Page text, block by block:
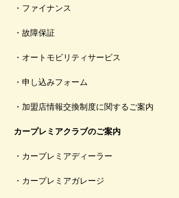
ファイナンス
故障保証
オートモビリティサービス
申し込みフォーム
加盟店情報交換制度に関するご案内
カープレミアクラブのご案内
カープレミアディーラー
カープレミアガレージ